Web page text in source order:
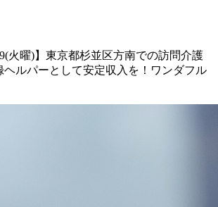
火曜)】東京都杉並区方南での訪問介護
ヘルパーとして安定収入を！ワンダフル